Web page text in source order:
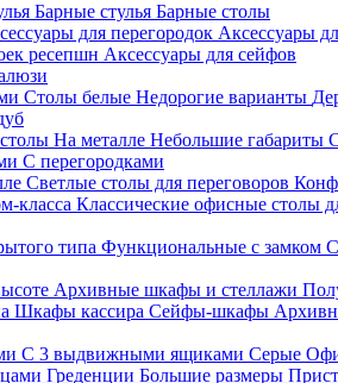
Барные стулья Барные столы
для перегородок Аксессуары
ресепшн Аксессуары для сейфов
Столы белые Недорогие варианты
На металле Небольшие габариты
С перегородками
Светлые столы для переговоров
класса Классические офисные столы
типа Функциональные с замком
Архивные шкафы и стеллажи
Шкафы кассира Сейфы-шкафы
С 3 выдвижными ящиками Серые
Греденции Большие размеры